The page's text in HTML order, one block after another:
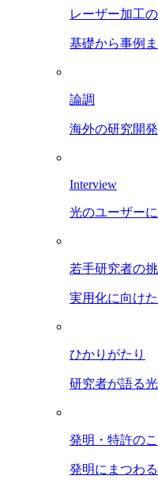
レーザー加工
基礎から事例
論調
海外の研究開
Interview
光のユーザー
若手研究者の
実用化に向け
ひかりがたり
研究者が語る
発明・特許の
発明にまつわ